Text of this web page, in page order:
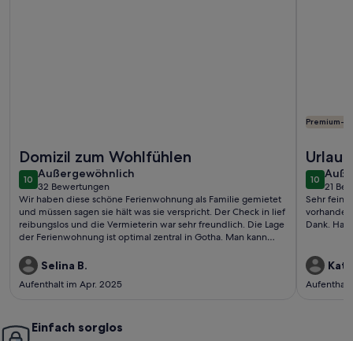
Domizil zum Wohlfühlen
1010 von 10
Außergewöhnlich
außergewöhnlich
32 Bewertungen
(32
bewertungen)
Wir haben diese schöne Ferienwohnung als Familie gemietet
und müssen sagen sie hält was sie verspricht. Der Check in lief
reibungslos und die Vermieterin war sehr freundlich. Die Lage
der Ferienwohnung ist optimal zentral in Gotha. Man kann
weiteren Sehenswürdigkeiten im Umkreis erreicht man auch
schnell mit dem Auto
Selina B.
Aufenthalt im Apr. 2025
Premium-
Urlaub
1010 von
21
(21
Sehr feine
Dank.
Kati
Einfach sorglos